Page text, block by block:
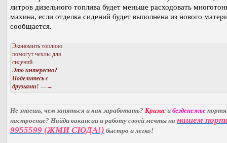
литров дизельного топлива будет меньше расходовать
махина, если отделка сидений будет выполнена из нового
сообщается.
Экономить топливо
помогут чехлы для
сидений.
Это интересно?
Поделитесь с
друзьями! —→
Не знаешь, чем заняться и как заработать? Кризис и безденежье
настроение? Найди вакансии и работу своей мечты на нашем
9955599 (ЖМИ СЮДА!) быстро и легко!